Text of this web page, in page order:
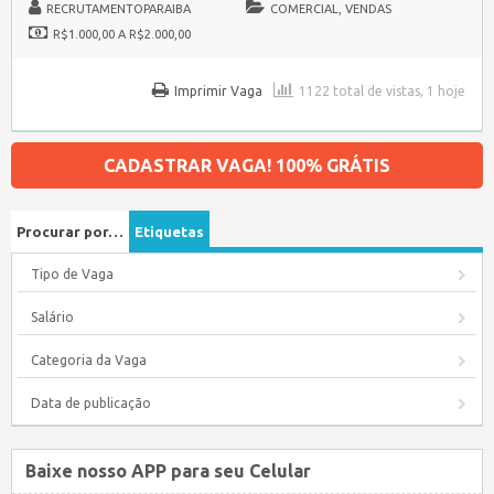
RECRUTAMENTOPARAIBA
COMERCIAL, VENDAS
R$1.000,00 A R$2.000,00
1122 total de vistas, 1 hoje
Imprimir Vaga
CADASTRAR VAGA! 100% GRÁTIS
Procurar por… Etiquetas
Tipo de Vaga
Salário
Categoria da Vaga
Data de publicação
Baixe nosso APP para seu Celular